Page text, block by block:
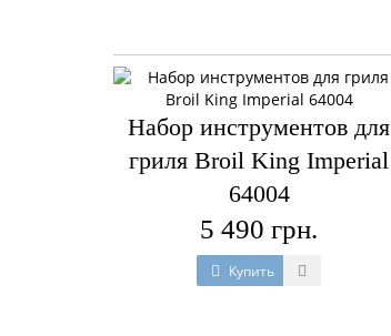
Набор инструментов для
гриля Broil King Imperial
64004
5 490 грн.
Купить